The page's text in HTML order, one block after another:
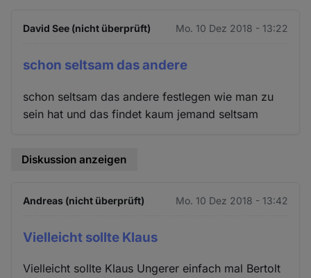
David See (nicht überprüft) Mo. 10 Dez 2018 - 13:22
schon seltsam das andere
schon seltsam das andere festlegen wie man zu
sein hat und das findet kaum jemand seltsam
Diskussion anzeigen
Andreas (nicht überprüft) Mo. 10 Dez 2018 - 13:42
Vielleicht sollte Klaus
Vielleicht sollte Klaus Ungerer einfach mal Bertolt